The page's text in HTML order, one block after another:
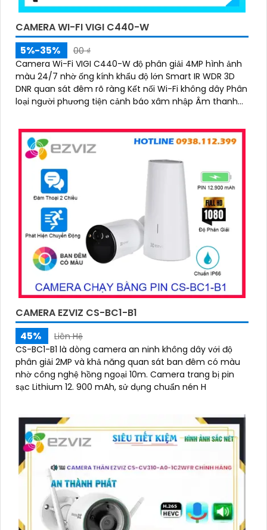
CAMERA WI-FI VIGI C440-W
5%-35%
00 ₫
Camera Wi-Fi VIGI C440-W độ phân giải 4MP hình ảnh
màu 24/7 nhờ ống kính khẩu độ lớn Smart IR WDR 3D
DNR quan sát đêm rõ ràng Kết nối Wi-Fi không dây Phân
loại người phương tiện cảnh báo xâm nhập Âm thanh
chống nước
CAMERA EZVIZ CS-BC1-B1
45%
Liên Hệ
CS-BC1-B1 là dòng camera an ninh không dây với độ
phân giải 2MP và khả năng quan sát ban đêm có màu
nhờ công nghệ hồng ngoại 10m. Camera trang bị pin
sạc Lithium 12. 900 mAh, sử dụng chuẩn nén H